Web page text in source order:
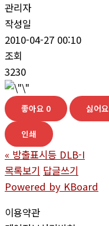
관리자
작성일
2010-04-27 00:10
조회
3230
좋아요 0 싫어요
인쇄
« 방출표시등 DLB-I
목록보기 답글쓰기
Powered by KBoard
이용약관